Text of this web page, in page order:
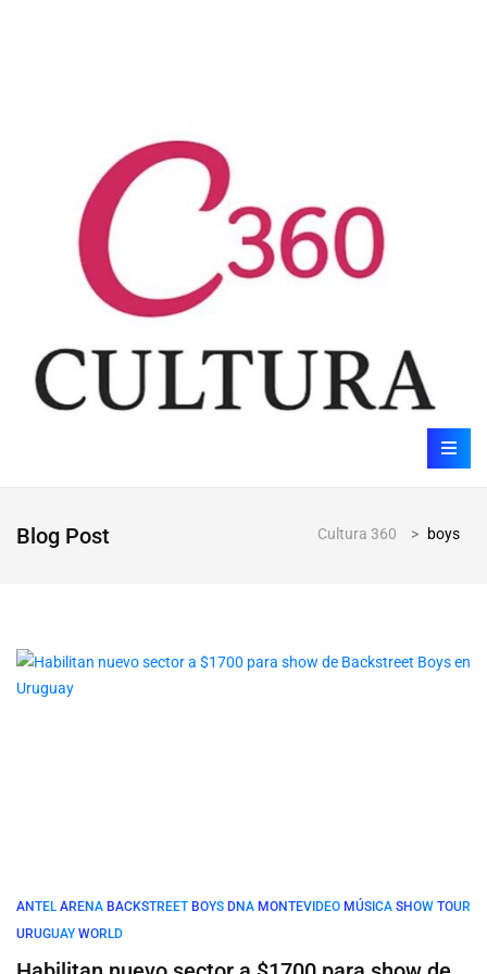
Blog Post Cultura 360 > boys
ANTEL ARENA BACKSTREET BOYS DNA MONTEVIDEO MÚSICA SHOW TOUR
URUGUAY WORLD